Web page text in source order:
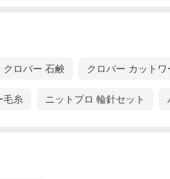
クロバー 石鹸 クロバー カット
毛糸 ニットプロ 輪針セット